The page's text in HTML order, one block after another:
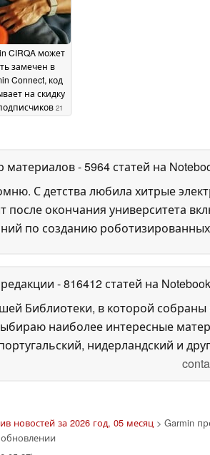
CIRQA может
замечен в
Connect, код
на скидку
21
материалов- 5964 статей на
С детства любила хитрые
окончания университета
по созданию
- 816412 статей на
Библиотеки, в которой
наиболее интересные
нидерландский и
новостей за 2026 год, 05 месяц > Garmin